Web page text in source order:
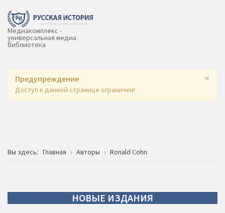
Медиакомплекс -
универсальная медиа
библиотека
×
Предупреждение
Доступ к данной странице ограничен!
Вы здесь: Главная Авторы Ronald Cohn
НОВЫЕ ИЗДАНИЯ